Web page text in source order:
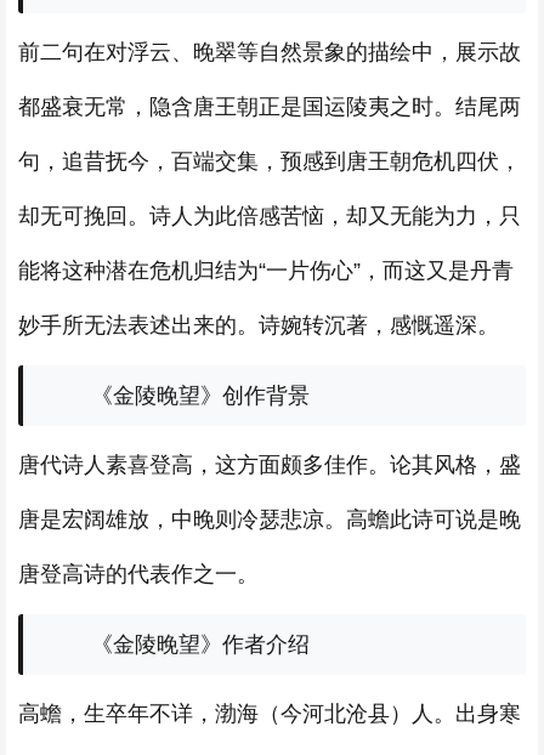
前二句在对浮云、晚翠等自然景象的描绘中，展示故
都盛衰无常，隐含唐王朝正是国运陵夷之时。结尾两
句，追昔抚今，百端交集，预感到唐王朝危机四伏，
却无可挽回。诗人为此倍感苦恼，却又无能为力，只
能将这种潜在危机归结为“一片伤心”，而这又是丹青
妙手所无法表述出来的。诗婉转沉著，感慨遥深。
《金陵晚望》创作背景
唐代诗人素喜登高，这方面颇多佳作。论其风格，盛
唐是宏阔雄放，中晚则冷瑟悲凉。高蟾此诗可说是晚
唐登高诗的代表作之一。
《金陵晚望》作者介绍
高蟾，生卒年不详，渤海（今河北沧县）人。出身寒